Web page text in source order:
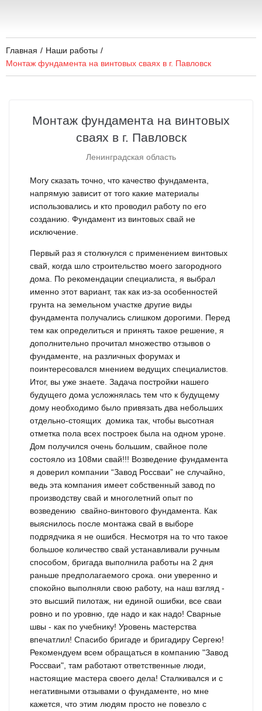
Главная / Наши работы /
Монтаж фундамента на винтовых сваях в г. Павловск
Монтаж фундамента на винтовых
сваях в г. Павловск
Ленинградская область
Могу сказать точно, что качество фундамента,
напрямую зависит от того какие материалы
использовались и кто проводил работу по его
созданию. Фундамент из винтовых свай не
исключение.
Первый раз я столкнулся с применением винтовых
свай, когда шло строительство моего загородного
дома. По рекомендации специалиста, я выбрал
именно этот вариант, так как из-за особенностей
грунта на земельном участке другие виды
фундамента получались слишком дорогими. Перед
тем как определиться и принять такое решение, я
дополнительно прочитал множество отзывов о
фундаменте, на различных форумах и
поинтересовался мнением ведущих специалистов.
Итог, вы уже знаете. Задача постройки нашего
будущего дома усложнялась тем что к будущему
дому необходимо было привязать два небольших
отдельно-стоящих домика так, чтобы высотная
отметка пола всех построек была на одном уроне.
Дом получился очень большим, свайное поле
состояло из 108ми свай!!! Возведение фундамента
я доверил компании “Завод Россваи” не случайно,
ведь эта компания имеет собственный завод по
производству свай и многолетний опыт по
возведению свайно-винтового фундамента. Как
выяснилось после монтажа свай в выборе
подрядчика я не ошибся. Несмотря на то что такое
большое количество свай устанавливали ручным
способом, бригада выполнила работы на 2 дня
раньше предполагаемого срока. они уверенно и
спокойно выполняли свою работу, на наш взгляд -
это высший пилотаж, ни единой ошибки, все сваи
ровно и по уровню, где надо и как надо! Сварные
швы - как по учебнику! Уровень мастерства
впечатлил! Спасибо бригаде и бригадиру Сергею!
Рекомендуем всем обращаться в компанию "Завод
Россваи", там работают ответственные люди,
настоящие мастера своего дела! Сталкивался и с
негативными отзывами о фундаменте, но мне
кажется, что этим людям просто не повезло с